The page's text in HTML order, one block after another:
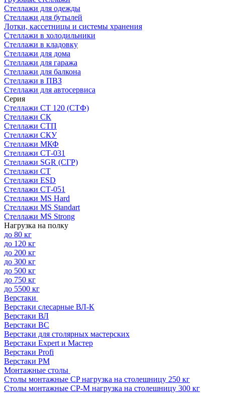
Стеллажи для одежды
Стеллажи для бутылей
Лотки, кассетницы и системы хранения
Стеллажи в холодильники
Стеллажи в кладовку
Стеллажи для дома
Стеллажи для гаража
Стеллажи для балкона
Стеллажи в ПВЗ
Стеллажи для автосервиса
Серия
Стеллажи СТ 120 (СТФ)
Стеллажи СК
Стеллажи СТП
Стеллажи СКУ
Стеллажи МКФ
Стеллажи СТ-031
Стеллажи SGR (СГР)
Стеллажи СТ
Стеллажи ESD
Стеллажи СТ-051
Стеллажи MS Hard
Стеллажи MS Standart
Стеллажи MS Strong
Нагрузка на полку
до 80 кг
до 120 кг
до 200 кг
до 300 кг
до 500 кг
до 750 кг
до 5500 кг
Верстаки
Верстаки слесарные ВЛ-К
Верстаки ВЛ
Верстаки ВС
Верстаки для столярных мастерских
Верстаки Expert и Мастер
Верстаки Profi
Верстаки РМ
Монтажные столы
Столы монтажные СP нагрузка на столешницу 250 кг
Столы монтажные СР-М нагрузка на столешницу 300 кг